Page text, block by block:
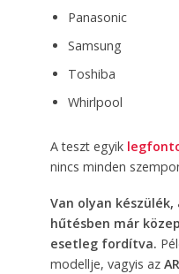
Panasonic
Samsung
Toshiba
Whirlpool
A teszt egyik
nincs minden
Van olyan
hűtésben már
esetleg fordítva.
modellje, vagyis az